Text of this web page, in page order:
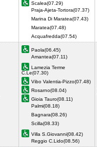
Scalea(07.29)
Praja-Ajeta-Tortora(07.37)
Marina Di Maratea(07.43)
Maratea(07.48)
Acquafredda(07.54)
Paola(06.45)
Amantea(07.11)
Lamezia Terme
C.Le(07.30)
Vibo Valentia-Pizzo(07.48)
Rosarno(08.04)
Gioia Tauro(08.11)
Palmi(08.18)
Bagnara(08.26)
Scilla(08.33)
Villa S.Giovanni(08.42)
Reggio C.Lido(08.56)